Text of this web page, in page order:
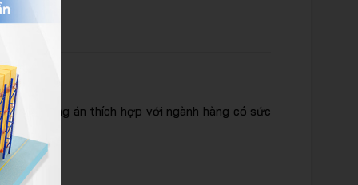
Phương án thích hợp với ngành hàng có sức